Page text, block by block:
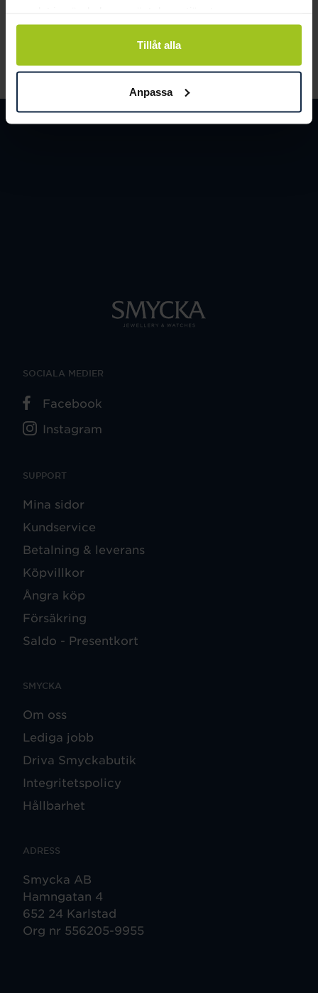
Tillåt alla
Anpassa
SUPPORT
Mina sidor
Kundservice
Betalning & leverans
Köpvillkor
Ångra köp
Försäkring
Saldo - Presentkort
SMYCKA
Om oss
Lediga jobb
Driva Smyckabutik
Integritetspolicy
Hållbarhet
ADRESS
Smycka AB
Hamngatan 4
652 24 Karlstad
Org nr 556205-9955
SOCIALA MEDIER
Facebook
Instagram